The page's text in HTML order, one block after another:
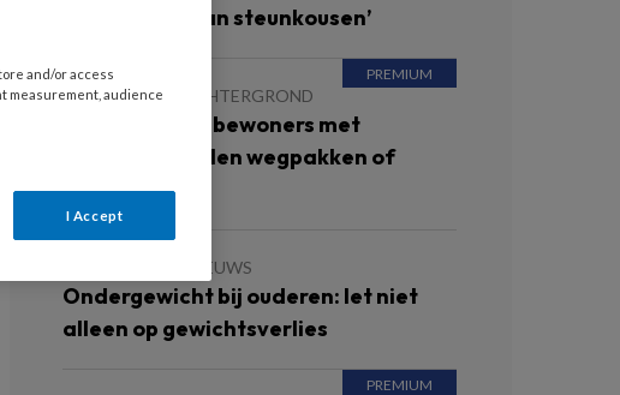
aantrekken van steunkousen’
16 JULI 2026 ACHTERGROND
Wat doe je als bewoners met
dementie spullen wegpakken of
verzamelen?
NIEUWS
Ondergewicht bij ouderen: let niet
alleen op gewichtsverlies
and/or access
measurement, audience
I Accept